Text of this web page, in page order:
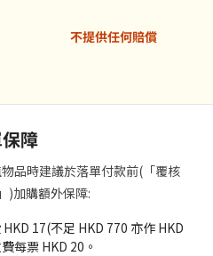
不提供任何賠償
障
品時建議於落單付款前(「覆核
)加購額外保障:
17(不足 HKD 770 亦作 HKD
每票 HKD 20。